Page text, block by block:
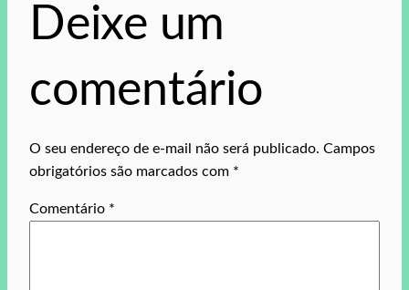
Deixe um
comentário
O seu endereço de e-mail não será publicado. Campos
obrigatórios são marcados com *
Comentário *